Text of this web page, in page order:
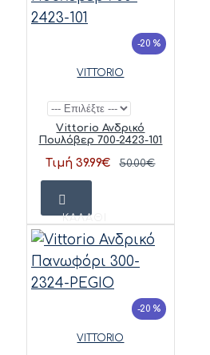
-20 %
VITTORIO
Vittorio Ανδρικό
Πουλόβερ 700-2423-101
Τιμή 39.99€ 50.00€
ΚΑΛΆΘΙ
-20 %
VITTORIO